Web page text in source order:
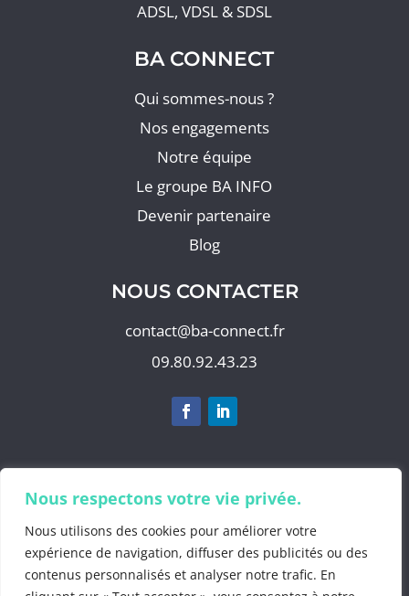
Nous respectons votre vie privée.
Nous utilisons des cookies pour améliorer votre
expérience de navigation, diffuser des publicités ou des
contenus personnalisés et analyser notre trafic. En
ADSL, VDSL & SDSL
BA CONNECT
Qui sommes-nous ?
Nos engagements
Notre équipe
Le groupe BA INFO
Devenir partenaire
Blog
NOUS CONTACTER
contact@ba-connect.fr
09.80.92.43.23
S'abonner à notre newsletter
©2025 by BA Info